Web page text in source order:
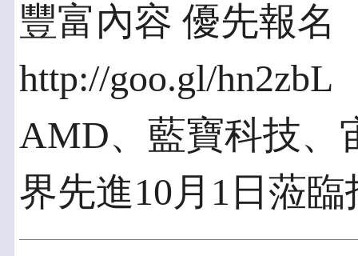
豐富內容 優先報名
http://goo.gl/hn2zbL
AMD、藍寶科技、
界先進10月1日蒞臨